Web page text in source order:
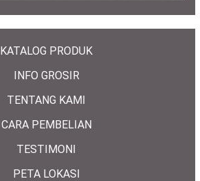
KATALOG PRODUK
INFO GROSIR
TENTANG KAMI
CARA PEMBELIAN
TESTIMONI
PETA LOKASI